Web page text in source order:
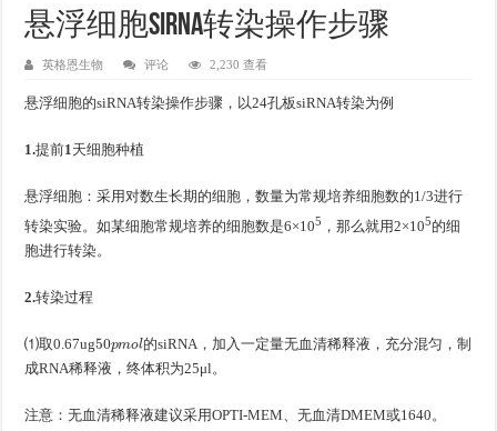
悬浮细胞siRNA转染操作步骤
英格恩生物 评论 2,230 查看
悬浮细胞的siRNA转染操作步骤，以24孔板siRNA转染为例
1.提前1 天细胞种植
悬浮细胞：采用对数生长期的细胞，数量为常规培养细胞数的1/3进行
转染实验。如某细胞常规培养的细胞数是6×105 ，那么就用2×105的细
胞进行转染。
2.转染过程
⑴取0.67ug50 l的siRNA，加入一定量无血清稀释液，充分混匀，制
成RNA稀释液，终体积为25μl。
注意：无血清稀释液建议采用OPTI-MEM、无血清DMEM或1640。